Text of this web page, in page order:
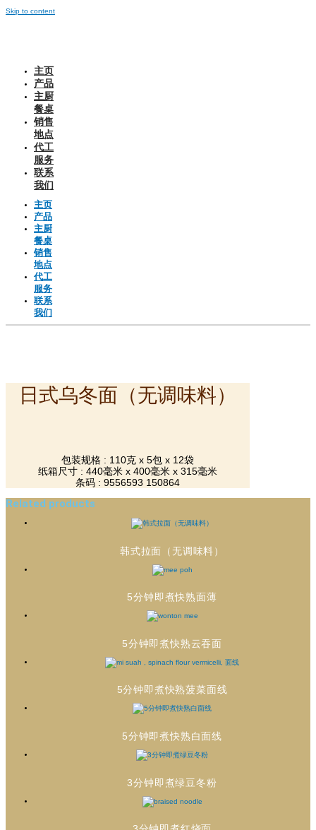
Skip to content
主页
产品
主厨
餐桌
销售
地点
代工
服务
联系
我们
主页
产品
主厨
餐桌
销售
地点
代工
服务
联系
我们
日式乌冬面（无调味料）
包装规格 : 110克 x 5包 x 12袋
纸箱尺寸 : 440毫米 x 400毫米 x 315毫米
条码 : 9556593 150864
Related products
韩式拉面（无调味料）
5分钟即煮快熟面薄
5分钟即煮快熟云吞面
5分钟即煮快熟菠菜面线
5分钟即煮快熟白面线
3分钟即煮绿豆冬粉